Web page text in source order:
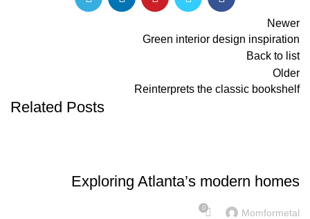
Newer
Green interior design inspiration
Back to list
Older
Reinterprets the classic bookshelf
Related Posts
Exploring Atlanta’s modern homes
Momformetal
0